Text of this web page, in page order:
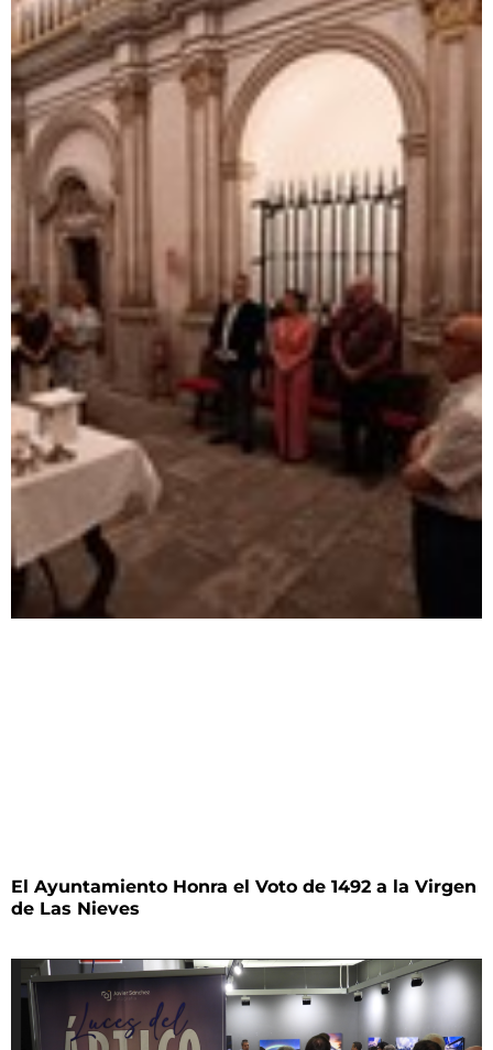
El Ayuntamiento Honra el Voto de 1492 a la Virgen
de Las Nieves